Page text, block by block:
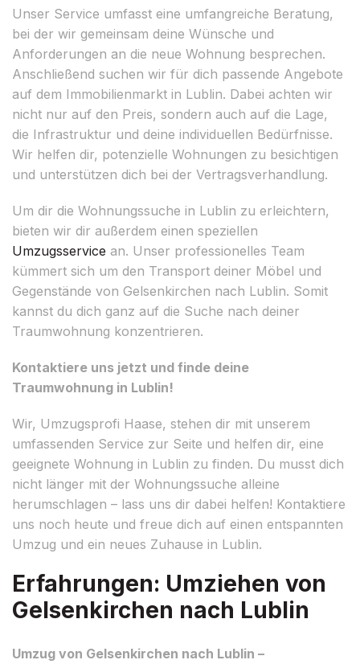
Unser Service umfasst eine umfangreiche Beratung,
bei der wir gemeinsam deine Wünsche und
Anforderungen an die neue Wohnung besprechen.
Anschließend suchen wir für dich passende Angebote
auf dem Immobilienmarkt in Lublin. Dabei achten wir
nicht nur auf den Preis, sondern auch auf die Lage,
die Infrastruktur und deine individuellen Bedürfnisse.
Wir helfen dir, potenzielle Wohnungen zu besichtigen
und unterstützen dich bei der Vertragsverhandlung.
Um dir die Wohnungssuche in Lublin zu erleichtern,
bieten wir dir außerdem einen speziellen
Umzugsservice an. Unser professionelles Team
kümmert sich um den Transport deiner Möbel und
Gegenstände von Gelsenkirchen nach Lublin. Somit
kannst du dich ganz auf die Suche nach deiner
Traumwohnung konzentrieren.
Kontaktiere uns jetzt und finde deine
Traumwohnung in Lublin!
Wir, Umzugsprofi Haase, stehen dir mit unserem
umfassenden Service zur Seite und helfen dir, eine
geeignete Wohnung in Lublin zu finden. Du musst dich
nicht länger mit der Wohnungssuche alleine
herumschlagen – lass uns dir dabei helfen! Kontaktiere
uns noch heute und freue dich auf einen entspannten
Umzug und ein neues Zuhause in Lublin.
Erfahrungen: Umziehen von
Gelsenkirchen nach Lublin
Umzug von Gelsenkirchen nach Lublin –